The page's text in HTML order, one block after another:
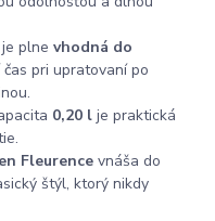
plne vhodná do
pri upratovaní po
0,20 l je praktická
Fleurence vnáša do
štýl, ktorý nikdy